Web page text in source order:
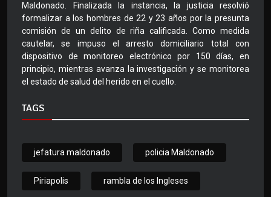
Maldonado. Finalizada la instancia, la justicia resolvió
formalizar a los hombres de 22 y 23 años por la presunta
comisión de un delito de riña calificada. Como medida
cautelar, se impuso el arresto domiciliario total con
dispositivo de monitoreo electrónico por 150 días, en
principio, mientras avanza la investigación y se monitorea
el estado de salud del herido en el cuello.
TAGS
jefatura maldonado policia Maldonado
Piriapolis rambla de los Ingleses